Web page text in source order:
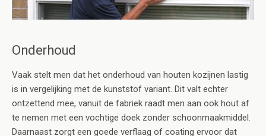
Onderhoud
Vaak stelt men dat het onderhoud van houten kozijnen lastig
is in vergelijking met de kunststof variant. Dit valt echter
ontzettend mee, vanuit de fabriek raadt men aan ook hout af
te nemen met een vochtige doek zonder schoonmaakmiddel.
Daarnaast zorgt een goede verflaag of coating ervoor dat